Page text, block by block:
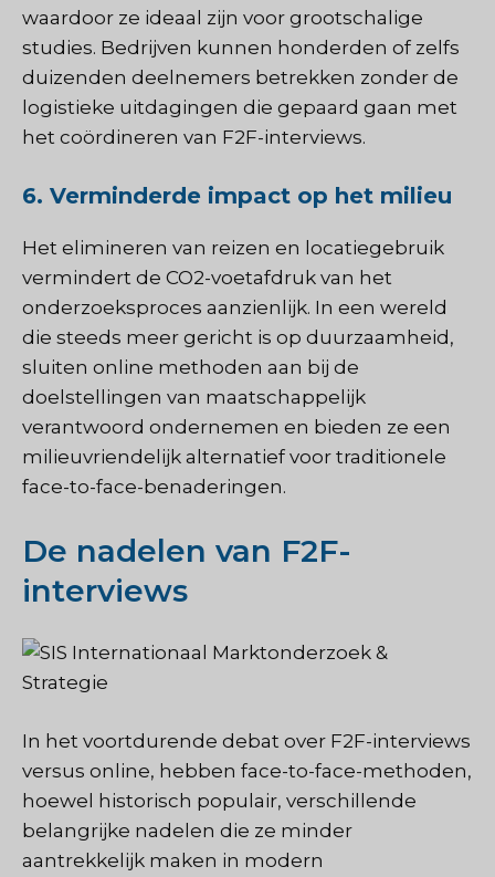
waardoor ze ideaal zijn voor grootschalige
studies. Bedrijven kunnen honderden of zelfs
duizenden deelnemers betrekken zonder de
logistieke uitdagingen die gepaard gaan met
het coördineren van F2F-interviews.
6. Verminderde impact op het milieu
Het elimineren van reizen en locatiegebruik
vermindert de CO2-voetafdruk van het
onderzoeksproces aanzienlijk. In een wereld
die steeds meer gericht is op duurzaamheid,
sluiten online methoden aan bij de
doelstellingen van maatschappelijk
verantwoord ondernemen en bieden ze een
milieuvriendelijk alternatief voor traditionele
face-to-face-benaderingen.
De nadelen van F2F-
interviews
In het voortdurende debat over F2F-interviews
versus online, hebben face-to-face-methoden,
hoewel historisch populair, verschillende
belangrijke nadelen die ze minder
aantrekkelijk maken in modern